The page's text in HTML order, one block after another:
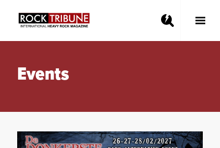
Toggle
Events